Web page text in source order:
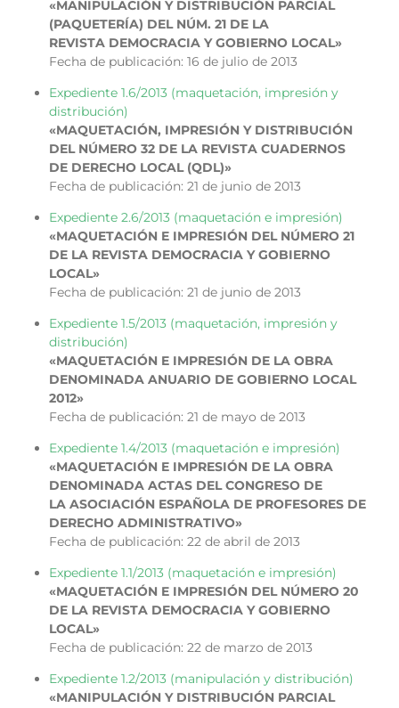
«MANIPULACIÓN Y DISTRIBUCIÓN PARCIAL
(PAQUETERÍA) DEL NÚM. 21 DE LA
REVISTA DEMOCRACIA Y GOBIERNO LOCAL»
Fecha de publicación: 16 de julio de 2013
Expediente 1.6/2013 (maquetación, impresión y
distribución)
«MAQUETACIÓN, IMPRESIÓN Y DISTRIBUCIÓN
DEL NÚMERO 32 DE LA REVISTA CUADERNOS
DE DERECHO LOCAL (QDL)»
Fecha de publicación: 21 de junio de 2013
Expediente 2.6/2013 (maquetación e impresión)
«MAQUETACIÓN E IMPRESIÓN DEL NÚMERO 21
DE LA REVISTA DEMOCRACIA Y GOBIERNO
LOCAL»
Fecha de publicación: 21 de junio de 2013
Expediente 1.5/2013 (maquetación, impresión y
distribución)
«MAQUETACIÓN E IMPRESIÓN DE LA OBRA
DENOMINADA ANUARIO DE GOBIERNO LOCAL
2012»
Fecha de publicación: 21 de mayo de 2013
Expediente 1.4/2013 (maquetación e impresión)
«MAQUETACIÓN E IMPRESIÓN DE LA OBRA
DENOMINADA ACTAS DEL CONGRESO DE
LA ASOCIACIÓN ESPAÑOLA DE PROFESORES DE
DERECHO ADMINISTRATIVO»
Fecha de publicación: 22 de abril de 2013
Expediente 1.1/2013 (maquetación e impresión)
«MAQUETACIÓN E IMPRESIÓN DEL NÚMERO 20
DE LA REVISTA DEMOCRACIA Y GOBIERNO
LOCAL»
Fecha de publicación: 22 de marzo de 2013
Expediente 1.2/2013 (manipulación y distribución)
«MANIPULACIÓN Y DISTRIBUCIÓN PARCIAL